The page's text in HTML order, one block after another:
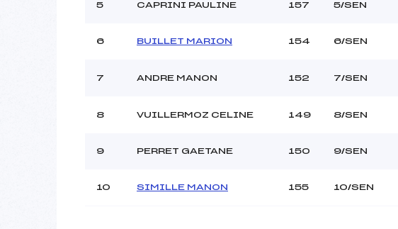
5 CAPRINI PAULINE 157 5/SEN
6 BUILLET MARION 154 6/SEN
7 ANDRE MANON 152 7/SEN
8 VUILLERMOZ CELINE 149 8/SEN
9 PERRET GAETANE 150 9/SEN
10 SIMILLE MANON 155 10/SEN